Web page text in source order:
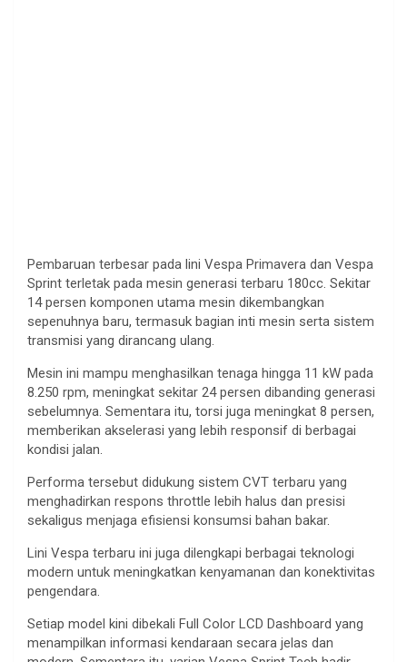
Pembaruan terbesar pada lini Vespa Primavera dan Vespa
Sprint terletak pada mesin generasi terbaru 180cc. Sekitar
14 persen komponen utama mesin dikembangkan
sepenuhnya baru, termasuk bagian inti mesin serta sistem
transmisi yang dirancang ulang.
Mesin ini mampu menghasilkan tenaga hingga 11 kW pada
8.250 rpm, meningkat sekitar 24 persen dibanding generasi
sebelumnya. Sementara itu, torsi juga meningkat 8 persen,
memberikan akselerasi yang lebih responsif di berbagai
kondisi jalan.
Performa tersebut didukung sistem CVT terbaru yang
menghadirkan respons throttle lebih halus dan presisi
sekaligus menjaga efisiensi konsumsi bahan bakar.
Lini Vespa terbaru ini juga dilengkapi berbagai teknologi
modern untuk meningkatkan kenyamanan dan konektivitas
pengendara.
Setiap model kini dibekali Full Color LCD Dashboard yang
menampilkan informasi kendaraan secara jelas dan